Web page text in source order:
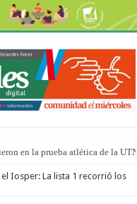
en la prueba atlética de la
de Aníbal Sampayo
el Iosper: La lista 1 recorrió los